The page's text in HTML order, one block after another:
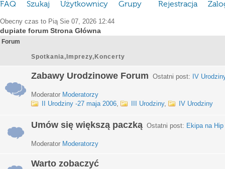
FAQ Szukaj Użytkownicy Grupy Rejestracja
Obecny czas to Pią Sie 07, 2026 12:44
dupiate forum Strona Główna
Forum
Spotkania,Imprezy,Koncerty
Zabawy Urodzinowe Forum Ostatni post: IV
Moderator Moderatorzy
II Urodziny -27 maja 2006, III Urodziny, IV Urodziny
Umów się większą paczką Ostatni post: Ekipa na
Moderator Moderatorzy
Warto zobaczyć